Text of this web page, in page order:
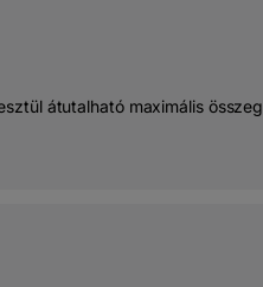
átutalható maximális összeg